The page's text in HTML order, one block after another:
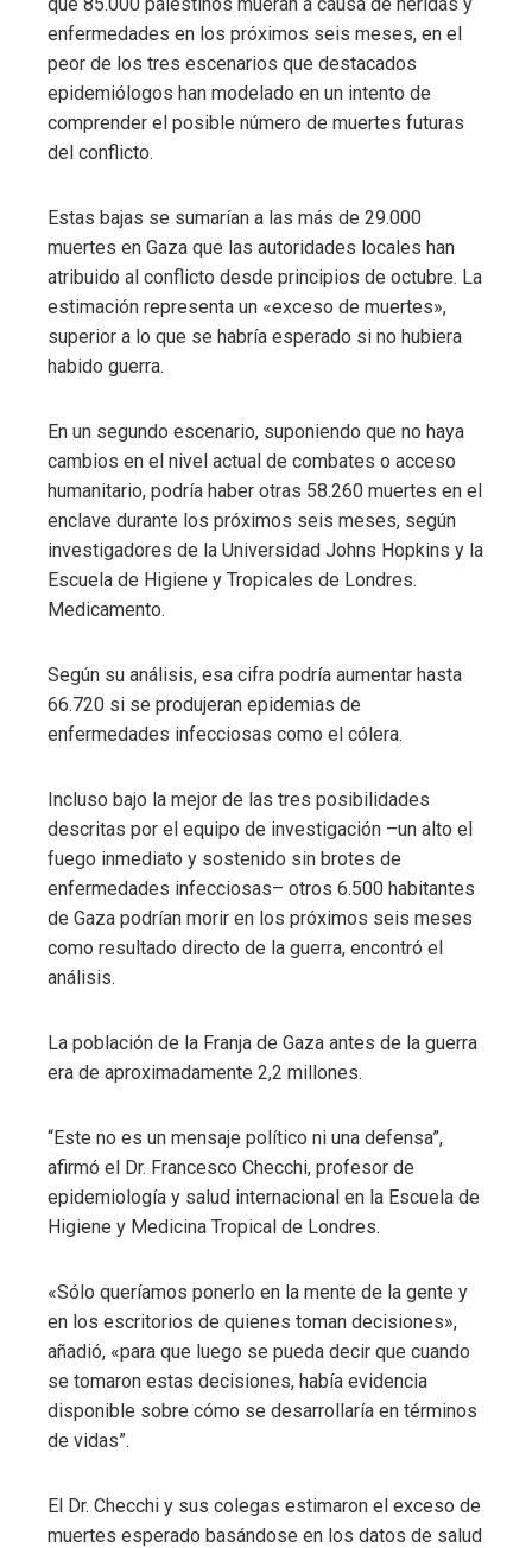
enfermedades en los próximos seis meses, en el
peor de los tres escenarios que destacados
epidemiólogos han modelado en un intento de
comprender el posible número de muertes futuras
del conflicto.
Estas bajas se sumarían a las más de 29.000
muertes en Gaza que las autoridades locales han
atribuido al conflicto desde principios de octubre. La
estimación representa un «exceso de muertes»,
superior a lo que se habría esperado si no hubiera
habido guerra.
En un segundo escenario, suponiendo que no haya
cambios en el nivel actual de combates o acceso
humanitario, podría haber otras 58.260 muertes en el
enclave durante los próximos seis meses, según
investigadores de la Universidad Johns Hopkins y la
Escuela de Higiene y Tropicales de Londres.
Medicamento.
Según su análisis, esa cifra podría aumentar hasta
66.720 si se produjeran epidemias de
enfermedades infecciosas como el cólera.
Incluso bajo la mejor de las tres posibilidades
descritas por el equipo de investigación –un alto el
fuego inmediato y sostenido sin brotes de
enfermedades infecciosas– otros 6.500 habitantes
de Gaza podrían morir en los próximos seis meses
como resultado directo de la guerra, encontró el
análisis.
La población de la Franja de Gaza antes de la guerra
era de aproximadamente 2,2 millones.
“Este no es un mensaje político ni una defensa”,
afirmó el Dr. Francesco Checchi, profesor de
epidemiología y salud internacional en la Escuela de
Higiene y Medicina Tropical de Londres.
«Sólo queríamos ponerlo en la mente de la gente y
en los escritorios de quienes toman decisiones»,
añadió, «para que luego se pueda decir que cuando
se tomaron estas decisiones, había evidencia
disponible sobre cómo se desarrollaría en términos
de vidas”.
El Dr. Checchi y sus colegas estimaron el exceso de
muertes esperado basándose en los datos de salud